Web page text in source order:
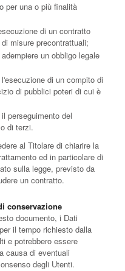
per una o più finalità
di un contratto
misure precontrattuali;
un obbligo legale
di un compito di
di pubblici poteri di cui è
perseguimento del
di terzi.
al Titolare di chiarire la
ed in particolare di
sulla legge, previsto da
un contratto.
conservazione
documento, i Dati
il tempo richiesto dalla
e potrebbero essere
causa di eventuali
degli Utenti.